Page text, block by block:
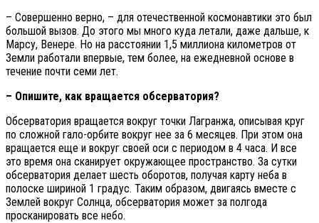
– Совершенно верно, – для отечественной космонавтики это был
большой вызов. До этого мы много куда летали, даже дальше, к
Марсу, Венере. Но на расстоянии 1,5 миллиона километров от
Земли работали впервые, тем более, на ежедневной основе в
течение почти семи лет.
– Опишите, как вращается обсерватория?
Обсерватория вращается вокруг точки Лагранжа, описывая круг
по сложной гало-орбите вокруг нее за 6 месяцев. При этом она
вращается еще и вокруг своей оси с периодом в 4 часа. И все
это время она сканирует окружающее пространство. За сутки
обсерватория делает шесть оборотов, получая карту неба в
полоске шириной 1 градус. Таким образом, двигаясь вместе с
Землей вокруг Солнца, обсерватория может за полгода
просканировать все небо.